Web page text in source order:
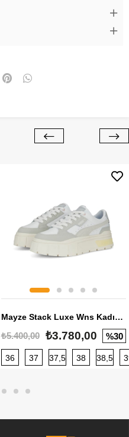
40 40,5 41 42 42,5
Mayze Stack Luxe Wns Kadın Sneaker
₺5.400,00 ₺3.780,00 %30
36 37 37,5 38 38,5